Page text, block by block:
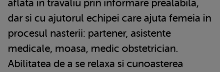
aflata in travaliu prin informare prealabila,
dar si cu ajutorul echipei care ajuta femeia in
procesul nasterii: partener, asistente
medicale, moasa, medic obstetrician.
Abilitatea de a se relaxa si cunoasterea